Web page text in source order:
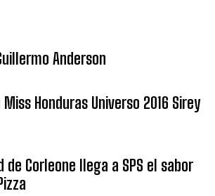
Anderson
Honduras Universo 2016 Sirey
de Corleone llega a SPS el sabor